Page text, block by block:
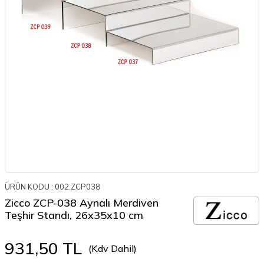
ÜRÜN KODU : 002.ZCP038
Zicco ZCP-038 Aynalı Merdiven
Teşhir Standı, 26x35x10 cm
931,50 TL (Kdv Dahil)